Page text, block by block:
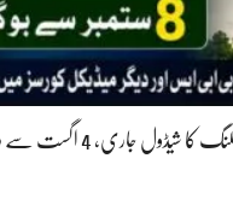
نیٹ یوجی 2026 کونسلنگ کا